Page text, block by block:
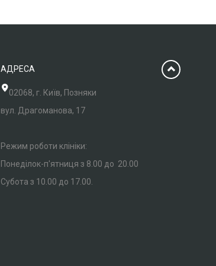
АДРЕСА
02068, г. Київ, Позняки
вул. Драгоманова, 17
Режим роботи клініки:
Понеділок-п'ятниця з 8.00 до 20.00
Субота з 10.00 до 17.00.